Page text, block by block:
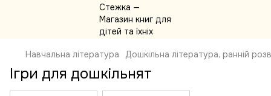
Навчальна література Дошкільна література, ранній
Ігри для дошкільнят